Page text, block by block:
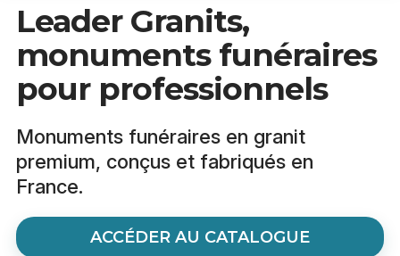
Leader Granits,
monuments funéraires
pour professionnels
Monuments funéraires en granit
premium, conçus et fabriqués en
France.
ACCÉDER AU CATALOGUE